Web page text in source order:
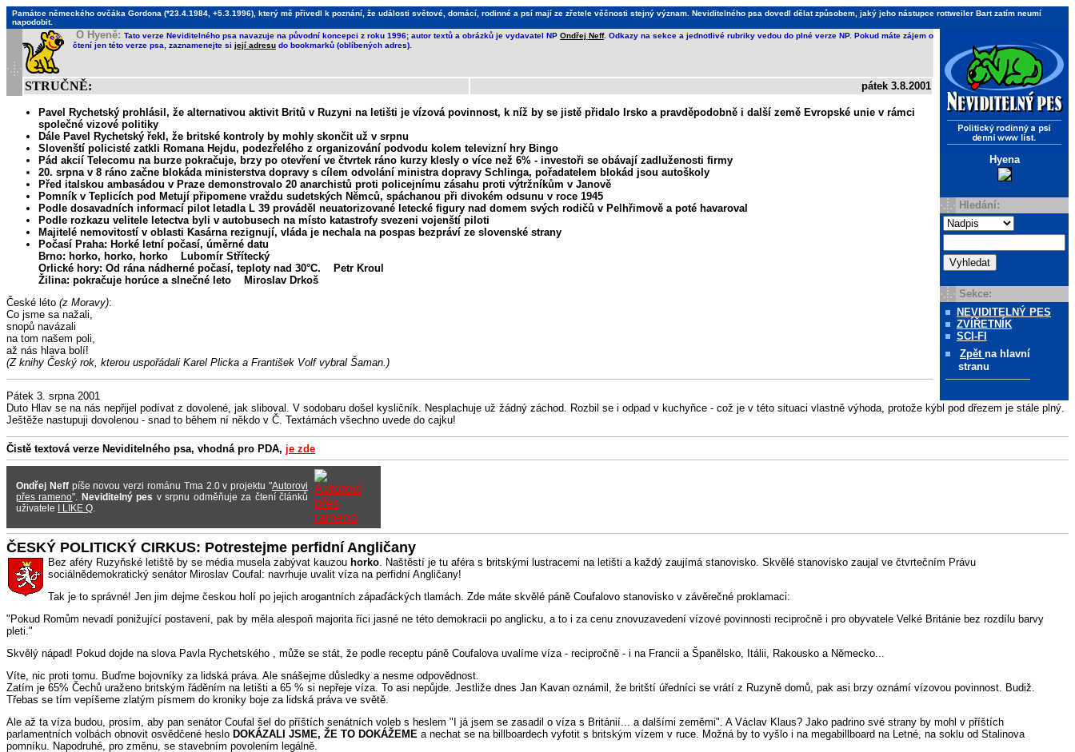
Památce německého ovčáka Gordona (*23.4.1984, +5.3.1996), který mě přivedl k poznání, že události světové, domácí, rodinné a psí mají ze zřetele věčnosti stejný význam. Neviditelného psa dovedl dělat způsobem, jaký jeho nástupce rottweiler Bart zatím neumí
napodobit.
Hyena
Hledání:
Sekce:
NEVIDITELNÝ PES
ZVÍŘETNÍK
SCI-FI
Zpět na hlavní
stranu
O Hyeně: Tato verze Neviditelného psa navazuje na původní koncepci z roku 1996; autor textů a obrázků je vydavatel NP Ondřej Neff. Odkazy na sekce a jednotlivé rubriky vedou do plné verze NP. Pokud máte zájem o
čtení jen této verze psa, zaznamenejte si její adresu do bookmarků (oblíbených adres).
STRUČNĚ: pátek 3.8.2001
Pavel Rychetský prohlásil, že alternativou aktivit Britů v Ruzyni na letišti je vízová povinnost, k níž by se jistě přidalo Irsko a pravděpodobně i další země Evropské unie v rámci
společné vizové politiky
Dále Pavel Rychetský řekl, že britské kontroly by mohly skončit už v srpnu
Slovenští policisté zatkli Romana Hejdu, podezřelého z organizování podvodu kolem televizní hry Bingo
Pád akcií Telecomu na burze pokračuje, brzy po otevření ve čtvrtek ráno kurzy klesly o více než 6% - investoři se obávají zadluženosti firmy
20. srpna v 8 ráno začne blokáda ministerstva dopravy s cílem odvolání ministra dopravy Schlinga, pořadatelem blokád jsou autoškoly
Před italskou ambasádou v Praze demonstrovalo 20 anarchistů proti policejnímu zásahu proti výtržníkům v Janově
Pomník v Teplicích pod Metují připomene vraždu sudetských Němců, spáchanou při divokém odsunu v roce 1945
Podle dosavadních informací pilot letadla L 39 prováděl neuatorizované letecké figury nad domem svých rodičů v Pelhřimově a poté havaroval
Podle rozkazu velitele letectva byli v autobusech na místo katastrofy svezeni vojenští piloti
Majitelé nemovitostí v oblasti Kasárna rezignují, vláda je nechala na pospas bezpráví ze slovenské strany
Počasí Praha: Horké letní počasí, úměrné datu
Brno: horko, horko, horko Lubomír Střítecký
Orlické hory: Od rána nádherné počasí, teploty nad 30°C. Petr Kroul
Žilina: pokračuje horúce a slnečné leto Miroslav Drkoš
České léto (z Moravy):
Co jsme sa nažali,
snopů navázali
na tom našem poli,
až nás hlava bolí!
(Z knihy Český rok, kterou uspořádali Karel Plicka a František Volf vybral Šaman.)
Pátek 3. srpna 2001
Duto Hlav se na nás nepřijel podívat z dovolené, jak sliboval. V sodobaru došel kysličník. Nesplachuje už žádný záchod. Rozbil se i odpad v kuchyňce - což je v této situaci vlastně výhoda, protože kýbl pod dřezem je stále plný.
Ještěže nastupuji dovolenou - snad to během ní někdo v Č. Textárnách všechno uvede do cajku!
Čistě textová verze Neviditelného psa, vhodná pro PDA, je zde
Ondřej Neffpíše novou verzi románu Tma 2.0 v projektu "Autorovi
přes rameno". Neviditelný pes v srpnu odměňuje za čtení článků
uživatele I LIKE Q
ČESKÝ POLITICKÝ CIRKUS: Potrestejme perfidní Angličany
Bez aféry Ruzyňské letiště by se média musela zabývat kauzou horko . Naštěstí je tu aféra s britskými lustracemi na letišti a každý zaujímá stanovisko. Skvělé stanovisko zaujal ve čtvrtečním Právu
sociálnědemokratický senátor Miroslav Coufal: navrhuje uvalit víza na perfidní Angličany!
Tak je to správné! Jen jim dejme českou holí po jejich arogantních zápaďáckých tlamách. Zde máte skvělé páně Coufalovo stanovisko v závěrečné proklamaci:
"Pokud Romům nevadí ponižující postavení, pak by měla alespoň majorita říci jasné ne této demokracii po anglicku, a to i za cenu znovuzavedení vízové povinnosti recipročně i pro obyvatele Velké Británie bez rozdílu barvy
pleti."
Skvělý nápad! Pokud dojde na slova Pavla Rychetského , může se stát, že podle receptu páně Coufalova uvalíme víza - recipročně - i na Francii a Španělsko, Itálii, Rakousko a Německo...
Víte, nic proti tomu. Buďme bojovníky za lidská práva. Ale snášejme důsledky a nesme odpovědnost.
Zatím je 65% Čechů uraženo britským řáděním na letišti a 65 % si nepřeje víza. To asi nepůjde. Jestliže dnes Jan Kavan oznámil, že britští úředníci se vrátí z Ruzyně domů, pak asi brzy oznámí vízovou povinnost. Budiž.
Třebas se tím vepíšeme zlatým písmem do kroniky boje za lidská práva ve světě.
Ale až ta víza budou, prosím, aby pan senátor Coufal šel do příštích senátních voleb s heslem "I já jsem se zasadil o víza s Británií... a dalšími zeměmi". A Václav Klaus? Jako padrino své strany by mohl v příštích
parlamentních volbách obnovit osvědčené heslo DOKÁZALI JSME, ŽE TO DOKÁŽEME a nechat se na billboardech vyfotit s britským vízem v ruce. Možná by to vyšlo i na megabillboard na Letné, na soklu od Stalinova
pomníku. Napodruhé, pro změnu, se stavebním povolením legálně.